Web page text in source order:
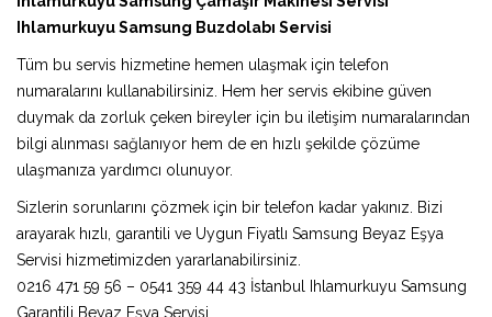
Ihlamurkuyu Samsung Buzdolabı Servisi
Tüm bu servis hizmetine hemen ulaşmak için telefon
numaralarını kullanabilirsiniz. Hem her servis ekibine güven
duymak da zorluk çeken bireyler için bu iletişim numaralarından
bilgi alınması sağlanıyor hem de en hızlı şekilde çözüme
ulaşmanıza yardımcı olunuyor.
Sizlerin sorunlarını çözmek için bir telefon kadar yakınız. Bizi
arayarak hızlı, garantili ve Uygun Fiyatlı Samsung Beyaz Eşya
Servisi hizmetimizden yararlanabilirsiniz.
0216 471 59 56 – 0541 359 44 43 İstanbul Ihlamurkuyu Samsung
Garantili Beyaz Eşya Servisi